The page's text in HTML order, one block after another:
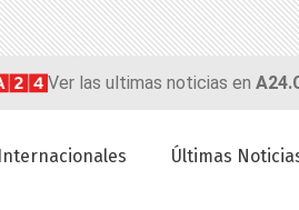
Ver las ultimas noticias en
Internacionales Últimas